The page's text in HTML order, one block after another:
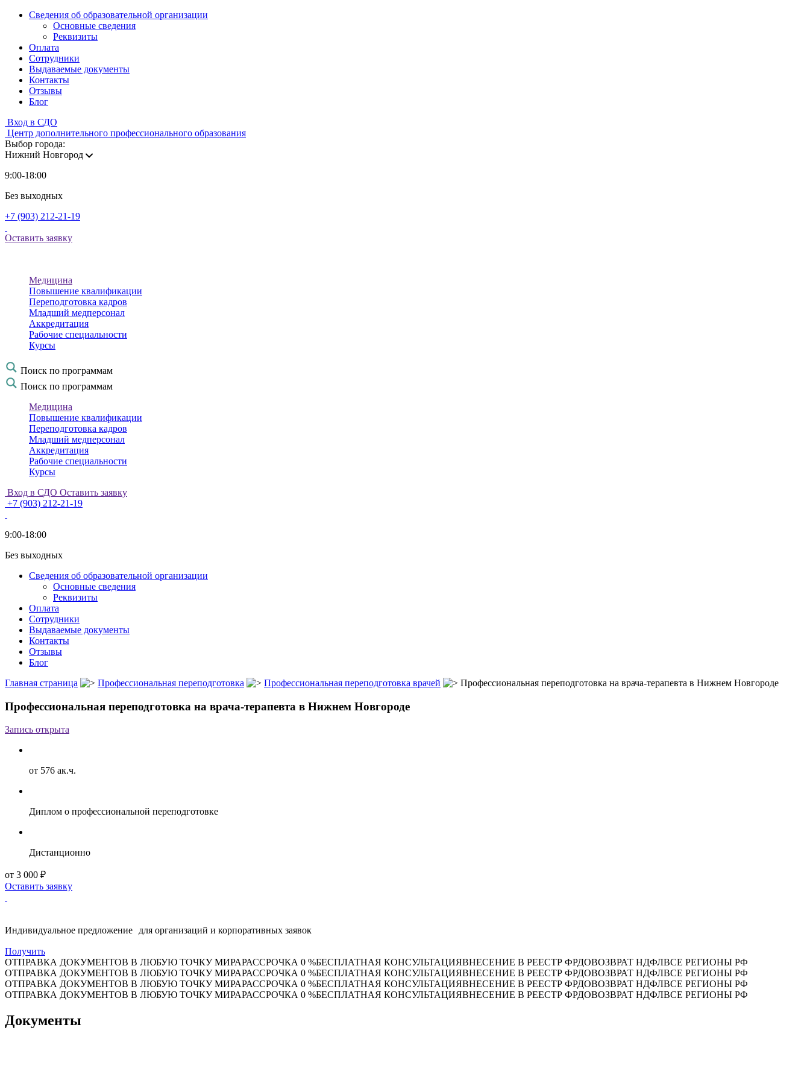
Сведения об образовательной организации
Основные сведения
Реквизиты
Оплата
Сотрудники
Выдаваемые документы
Контакты
Отзывы
Блог
Вход в СДО
Центр дополнительного профессионального образования
Выбор города:
Нижний Новгород
9:00-18:00
Без выходных
+7 (903) 212-21-19
Оставить заявку
Медицина
Повышение квалификации
Переподготовка кадров
Младший медперсонал
Аккредитация
Рабочие специальности
Курсы
Поиск по программам
Поиск по программам
Медицина
Повышение квалификации
Переподготовка кадров
Младший медперсонал
Аккредитация
Рабочие специальности
Курсы
Вход в СДО Оставить заявку
+7 (903) 212-21-19
9:00-18:00
Без выходных
Сведения об образовательной организации
Основные сведения
Реквизиты
Оплата
Сотрудники
Выдаваемые документы
Контакты
Отзывы
Блог
Главная страница
Профессиональная переподготовка Профессиональная переподготовка врачей Профессиональная переподготовка на врача-терапевта в Нижнем Новгороде
Профессиональная переподготовка на врача-терапевта в Нижнем Новгороде
Запись открыта
от 576 ак.ч.
Диплом о профессиональной переподготовке
Дистанционно
от 3 000 ₽
Оставить заявку
Индивидуальное предложение для организаций и корпоративных заявок
Получить
ОТПРАВКА ДОКУМЕНТОВ В ЛЮБУЮ ТОЧКУ МИРАРАССРОЧКА 0 %БЕСПЛАТНАЯ КОНСУЛЬТАЦИЯВНЕСЕНИЕ В РЕЕСТР ФРДОВОЗВРАТ НДФЛВСЕ РЕГИОНЫ РФ
ОТПРАВКА ДОКУМЕНТОВ В ЛЮБУЮ ТОЧКУ МИРАРАССРОЧКА 0 %БЕСПЛАТНАЯ КОНСУЛЬТАЦИЯВНЕСЕНИЕ В РЕЕСТР ФРДОВОЗВРАТ НДФЛВСЕ РЕГИОНЫ РФ
ОТПРАВКА ДОКУМЕНТОВ В ЛЮБУЮ ТОЧКУ МИРАРАССРОЧКА 0 %БЕСПЛАТНАЯ КОНСУЛЬТАЦИЯВНЕСЕНИЕ В РЕЕСТР ФРДОВОЗВРАТ НДФЛВСЕ РЕГИОНЫ РФ
ОТПРАВКА ДОКУМЕНТОВ В ЛЮБУЮ ТОЧКУ МИРАРАССРОЧКА 0 %БЕСПЛАТНАЯ КОНСУЛЬТАЦИЯВНЕСЕНИЕ В РЕЕСТР ФРДОВОЗВРАТ НДФЛВСЕ РЕГИОНЫ РФ
Документы